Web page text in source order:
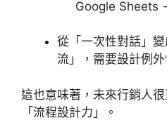
Google Sheets
從「一次性對話」
流」，需要設計例
這也意味著，未來行銷人
「流程設計力」。